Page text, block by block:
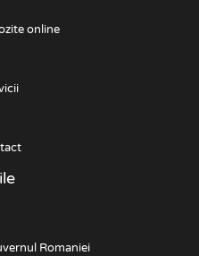
online
Romaniei